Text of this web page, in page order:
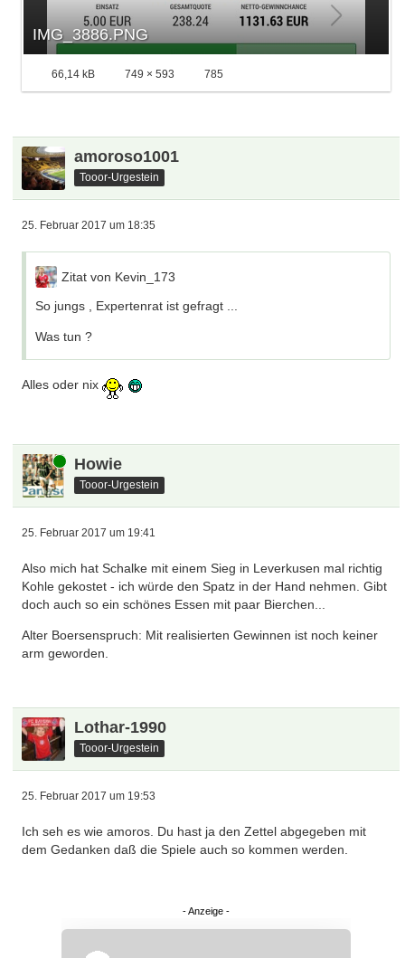
IMG_3886.PNG
66,14 kB 749 × 593 785
amoroso1001
Tooor-Urgestein
25. Februar 2017 um 18:35
Zitat von Kevin_173
So jungs , Expertenrat ist gefragt ...
Was tun ?
Alles oder nix
Online Howie
Tooor-Urgestein
25. Februar 2017 um 19:41
Also mich hat Schalke mit einem Sieg in Leverkusen mal richtig
Kohle gekostet - ich würde den Spatz in der Hand nehmen. Gibt
doch auch so ein schönes Essen mit paar Bierchen...
Alter Boersenspruch: Mit realisierten Gewinnen ist noch keiner
arm geworden.
Lothar-1990
Tooor-Urgestein
25. Februar 2017 um 19:53
Ich seh es wie amoros. Du hast ja den Zettel abgegeben mit
dem Gedanken daß die Spiele auch so kommen werden.